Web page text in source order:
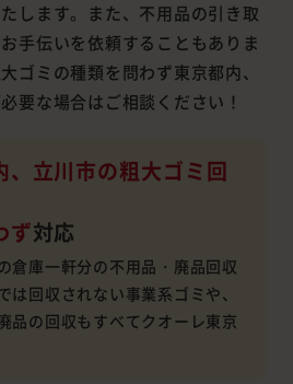
します。また、不用品の引き取
手伝いを依頼することもありま
ゴミの種類を問わず東京都内、
要な場合はご相談ください！
、立川市の粗大ゴミ回
ず対応
倉庫一軒分の不用品・廃品回収
は回収されない事業系ゴミや、
品の回収もすべてクオーレ東京